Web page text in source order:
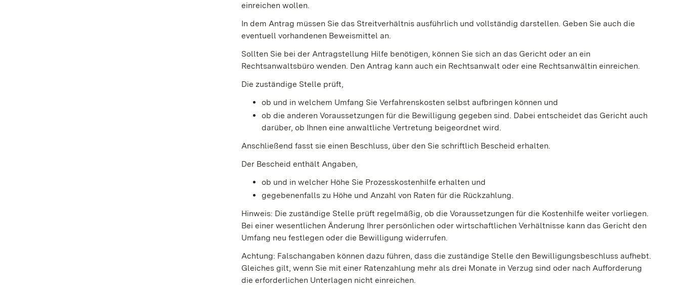
einreichen wollen.
In dem Antrag müssen Sie das Streitverhältnis ausführlich und vollständig darstellen. Geben Sie auch die
eventuell vorhandenen Beweismittel an.
Sollten Sie bei der Antragstellung Hilfe benötigen, können Sie sich an das Gericht oder an ein
Rechtsanwaltsbüro wenden. Den Antrag kann auch ein Rechtsanwalt oder eine Rechtsanwältin einreichen.
Die zuständige Stelle prüft,
ob und in welchem Umfang Sie Verfahrenskosten selbst aufbringen können und
ob die anderen Voraussetzungen für die Bewilligung gegeben sind. Dabei entscheidet das Gericht auch
darüber, ob Ihnen eine anwaltliche Vertretung beigeordnet wird.
Anschließend fasst sie einen Beschluss, über den Sie schriftlich Bescheid erhalten.
Der Bescheid enthält Angaben,
ob und in welcher Höhe Sie Prozesskostenhilfe erhalten und
gegebenenfalls zu Höhe und Anzahl von Raten für die Rückzahlung.
Hinweis: Die zuständige Stelle prüft regelmäßig, ob die Voraussetzungen für die Kostenhilfe weiter vorliegen.
Bei einer wesentlichen Änderung Ihrer persönlichen oder wirtschaftlichen Verhältnisse kann das Gericht den
Umfang neu festlegen oder die Bewilligung widerrufen.
Achtung: Falschangaben können dazu führen, dass die zuständige Stelle den Bewilligungsbeschluss aufhebt.
Gleiches gilt, wenn Sie mit einer Ratenzahlung mehr als drei Monate in Verzug sind oder nach Aufforderung
die erforderlichen Unterlagen nicht einreichen.